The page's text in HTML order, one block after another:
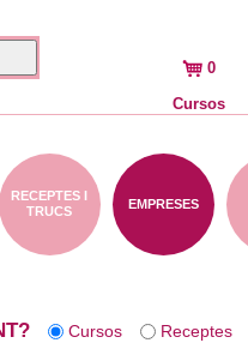
0
Cursos
EMPRESES
RECEPTES I
TRUCS
Receptes
Cursos